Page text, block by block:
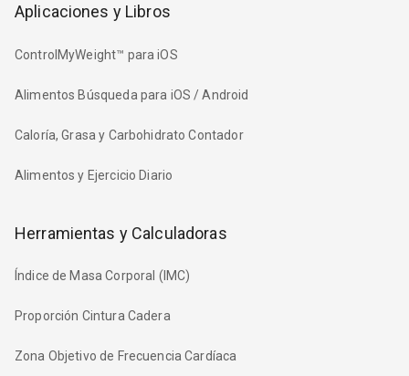
Aplicaciones y Libros
ControlMyWeight™ para iOS
Alimentos Búsqueda para iOS / Android
Caloría, Grasa y Carbohidrato Contador
Alimentos y Ejercicio Diario
Herramientas y Calculadoras
Índice de Masa Corporal (IMC)
Proporción Cintura Cadera
Zona Objetivo de Frecuencia Cardíaca